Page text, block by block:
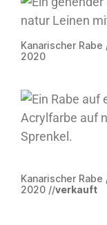
Kanarischer
2020
Kanarischer
2020 //verkauft